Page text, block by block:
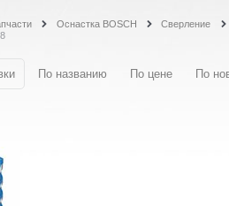
Оснастка BOSCH Сверление
По названию По цене По